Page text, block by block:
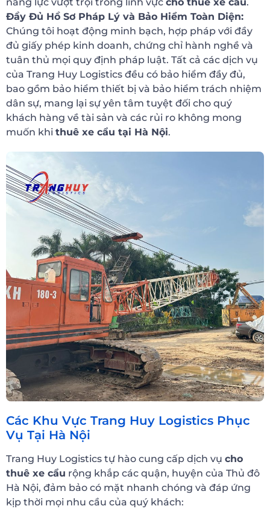
năng lực vượt trội trong lĩnh vực cho thuê xe cẩu.
Đầy Đủ Hồ Sơ Pháp Lý và Bảo Hiểm Toàn Diện:
Chúng tôi hoạt động minh bạch, hợp pháp với đầy
đủ giấy phép kinh doanh, chứng chỉ hành nghề và
tuân thủ mọi quy định pháp luật. Tất cả các dịch vụ
của Trang Huy Logistics đều có bảo hiểm đầy đủ,
bao gồm bảo hiểm thiết bị và bảo hiểm trách nhiệm
dân sự, mang lại sự yên tâm tuyệt đối cho quý
khách hàng về tài sản và các rủi ro không mong
muốn khi thuê xe cẩu tại Hà Nội.
Các Khu Vực Trang Huy Logistics Phục
Vụ Tại Hà Nội
Trang Huy Logistics tự hào cung cấp dịch vụ cho
thuê xe cẩu rộng khắp các quận, huyện của Thủ đô
Hà Nội, đảm bảo có mặt nhanh chóng và đáp ứng
kịp thời mọi nhu cầu của quý khách: